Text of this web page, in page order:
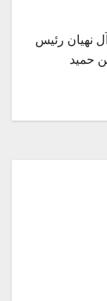
نهيان رئيس
حميد